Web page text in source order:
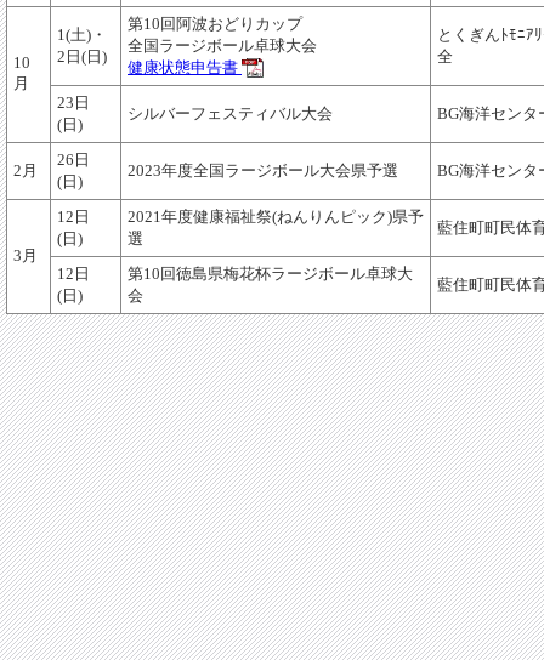
10
月
1(土)・
2日(日)
第10回阿波おどりカップ
全国ラージボール卓球大会
健康状態申告書
とくぎんﾄﾓﾆｱ
全
23日
(日)
シルバーフェスティバル大会 BG海洋センタ
2月
26日
(日)
2023年度全国ラージボール大会県予選 BG海洋センタ
3月
12日
(日)
2021年度健康福祉祭(ねんりんピック)県予
選
藍住町町民体
12日
(日)
第10回徳島県梅花杯ラージボール卓球大
会
藍住町町民体